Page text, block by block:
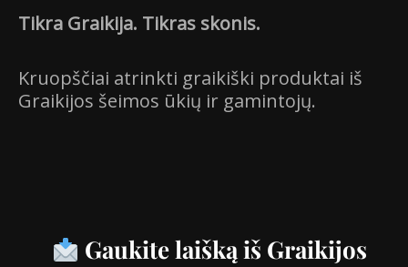
Tikra Graikija. Tikras skonis.
Kruopščiai atrinkti graikiški produktai iš
Graikijos šeimos ūkių ir gamintojų.
Gaukite laišką iš Graikijos